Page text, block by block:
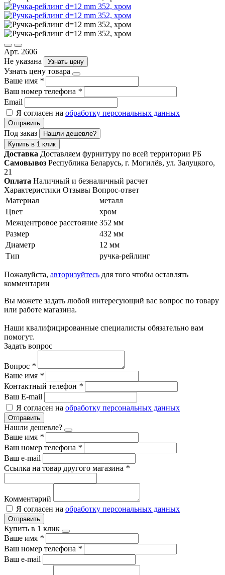
Арт. 2606
Не указана
Узнать цену
Узнать цену товара
Ваше имя *
Ваш номер телефона *
Email
Я согласен на обработку персональных данных
Отправить
Под заказ
Нашли дешевле?
Купить в 1 клик
Доставка Доставляем фурнитуру по всей территории РБ
Самовывоз Республика Беларусь, г. Могилёв, ул. Залуцкого,
21
Оплата Наличный и безналичный расчет
Характеристики Отзывы Вопрос-ответ
Материал
металл
Цвет
хром
Межцентровое расстояние 352 мм
Размер
432 мм
Диаметр
12 мм
Тип
ручка-рейлинг
Пожалуйста, авторизуйтесь для того чтобы оставлять
комментарии
Вы можете задать любой интересующий вас вопрос по товару
или работе магазина.
Наши квалифицированные специалисты обязательно вам
помогут.
Задать вопрос
Вопрос *
Ваше имя *
Контактный телефон *
Ваш E-mail
Я согласен на обработку персональных данных
Отправить
Нашли дешевле?
Ваше имя *
Ваш номер телефона *
Ваш e-mail
Ссылка на товар другого магазина *
Комментарий
Я согласен на обработку персональных данных
Отправить
Купить в 1 клик
Ваше имя *
Ваш номер телефона *
Ваш e-mail